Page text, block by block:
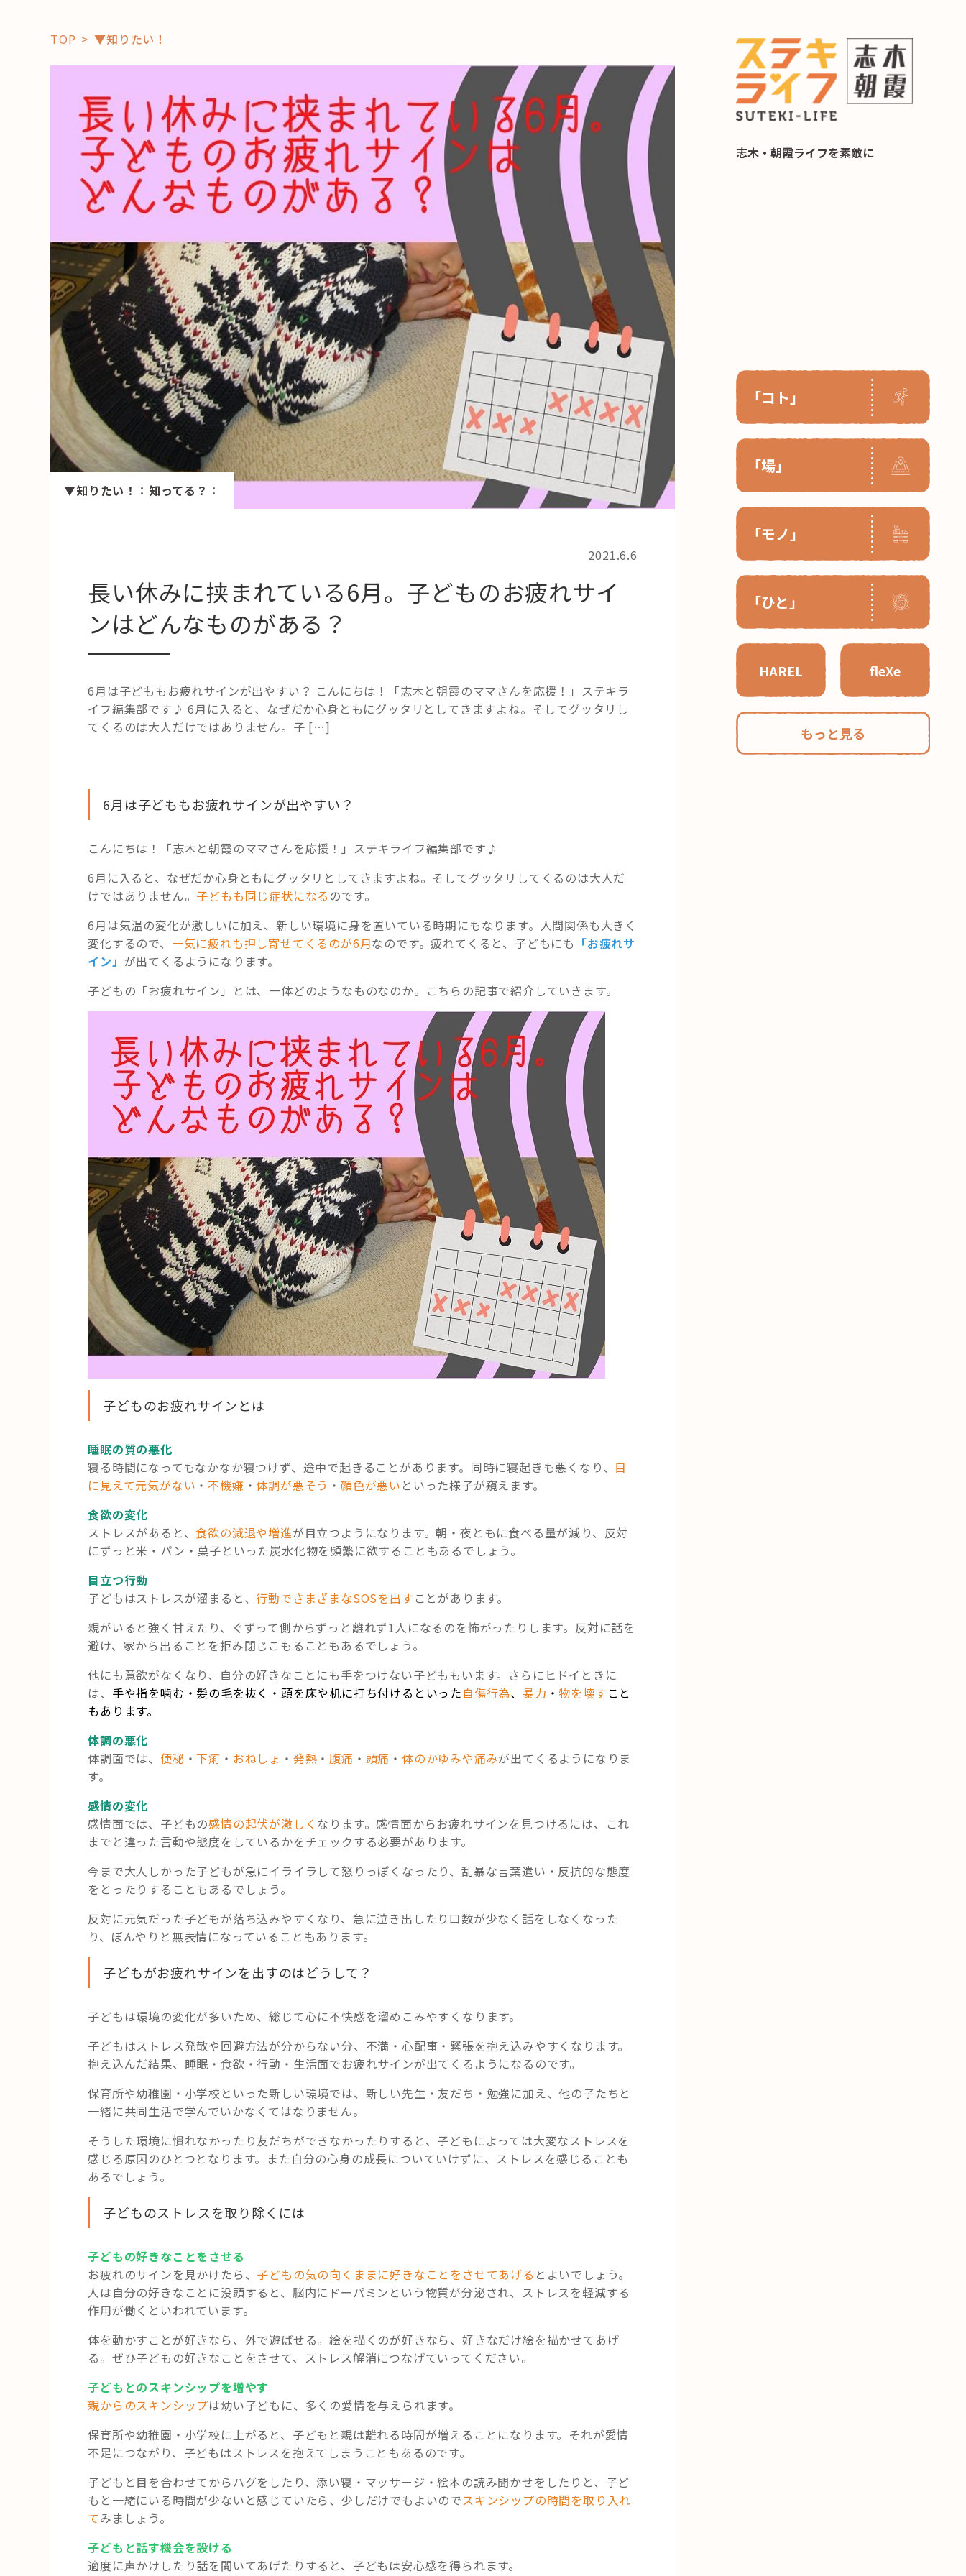
志木・朝霞ライフを素敵に
「コト」
「場」
「モノ」
「ひと」
HAREL fleXe
もっと見る
「コト」
子育て
暮らし
おすすめ
学び・教育
「場」
HAREL
HAREL
活用事例
「モノ」
fleXe リノベ事例
「ひと」
これからの暮らし 住み替え相談
記事検索
TOP ▼知りたい！
▼知りたい！ ： 知ってる？ ：
2021.6.6
長い休みに挟まれている6月。子どものお疲れサイ
ンはどんなものがある？
6月は子どももお疲れサインが出やすい？ こんにちは！「志木と朝霞のママさんを応援！」ステキラ
イフ編集部です♪ 6月に入ると、なぜだか心身ともにグッタリとしてきますよね。そしてグッタリし
てくるのは大人だけではありません。子 […]
6月は子どももお疲れサインが出やすい？
こんにちは！「志木と朝霞のママさんを応援！」ステキライフ編集部です♪
6月に入ると、なぜだか心身ともにグッタリとしてきますよね。そしてグッタリしてくるのは大人だ
けではありません。 子どもも同じ症状になる のです。
6月は気温の変化が激しいに加え、新しい環境に身を置いている時期にもなります。人間関係も大きく
変化するので、 一気に疲れも押し寄せてくるのが6月なのです。疲れてくると、子どもにも 「お疲れサ
イン」 が出てくるようになります。
子どもの「お疲れサイン」とは、一体どのようなものなのか。こちらの記事で紹介していきます。
子どものお疲れサインとは
睡眠の質の悪化
寝る時間になってもなかなか寝つけず、途中で起きることがあります。同時に寝起きも悪くなり、 目
に見えて元気がない ・ 不機嫌 ・ 体調が悪そう ・ 顔色が悪い といった様子が窺えます。
食欲の変化
ストレスがあると、食欲の減退や増進が目立つようになります。朝・夜ともに食べる量が減り、反対
にずっと米・パン・菓子といった炭水化物を頻繁に欲することもあるでしょう。
目立つ行動
子どもはストレスが溜まると、行動でさまざまなSOSを出す ことがあります。
親がいると強く甘えたり、ぐずって側からずっと離れず1人になるのを怖がったりします。反対に話を
避け、家から出ることを拒み閉じこもることもあるでしょう。
他にも意欲がなくなり、自分の好きなことにも手をつけない子どももいます。さらにヒドイときに
は、 手や指を噛む・髪の毛を抜く・頭を床や机に打ち付けるといった自傷行為、 暴力 ・ 物を壊すこと
もあります。
体調の悪化
体調面では、 便秘 ・下痢 ・ おねしょ ・ 発熱 ・腹痛 ・ 頭痛 ・ 体のかゆみや痛みが出てくるようになりま
す。
感情の変化
感情面では、子どもの感情の起伏が激しく なります。感情面からお疲れサインを見つけるには、これ
までと違った言動や態度をしているかをチェックする必要があります。
今まで大人しかった子どもが急にイライラして怒りっぽくなったり、乱暴な言葉遣い・反抗的な態度
をとったりすることもあるでしょう。
反対に元気だった子どもが落ち込みやすくなり、急に泣き出したり口数が少なく話をしなくなった
り、ぼんやりと無表情になっていることもあります。
子どもがお疲れサインを出すのはどうして？
子どもは環境の変化が多いため、総じて心に不快感を溜めこみやすくなります。
子どもはストレス発散や回避方法が分からない分、不満・心配事・緊張を抱え込みやすくなります。
抱え込んだ結果、睡眠・食欲・行動・生活面でお疲れサインが出てくるようになるのです。
保育所や幼稚園・小学校といった新しい環境では、新しい先生・友だち・勉強に加え、他の子たちと
一緒に共同生活で学んでいかなくてはなりません。
そうした環境に慣れなかったり友だちができなかったりすると、子どもによっては大変なストレスを
感じる原因のひとつとなります。また自分の心身の成長についていけずに、ストレスを感じることも
あるでしょう。
子どものストレスを取り除くには
子どもの好きなことをさせる
お疲れのサインを見かけたら、 子どもの気の向くままに好きなことをさせてあげる とよいでしょう。
人は自分の好きなことに没頭すると、脳内にドーパミンという物質が分泌され、ストレスを軽減する
作用が働くといわれています。
体を動かすことが好きなら、外で遊ばせる。絵を描くのが好きなら、好きなだけ絵を描かせてあげ
る。ぜひ子どもの好きなことをさせて、ストレス解消につなげていってください。
子どもとのスキンシップを増やす
親からのスキンシップは幼い子どもに、多くの愛情を与えられます。
保育所や幼稚園・小学校に上がると、子どもと親は離れる時間が増えることになります。それが愛情
不足につながり、子どもはストレスを抱えてしまうこともあるのです。
子どもと目を合わせてからハグをしたり、添い寝・マッサージ・絵本の読み聞かせをしたりと、子ど
もと一緒にいる時間が少ないと感じていたら、少しだけでもよいのでスキンシップの時間を取り入れ
てみましょう。
子どもと話す機会を設ける
適度に声かけしたり話を聞いてあげたりすると、子どもは安心感を得られます。